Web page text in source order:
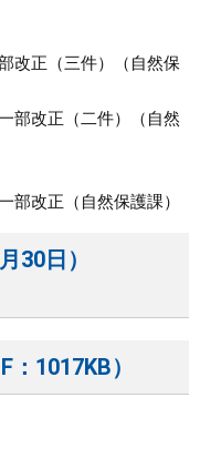
改正（三件）（自然保
部改正（二件）（自然
改正（自然保護課）
30日）
1017KB）